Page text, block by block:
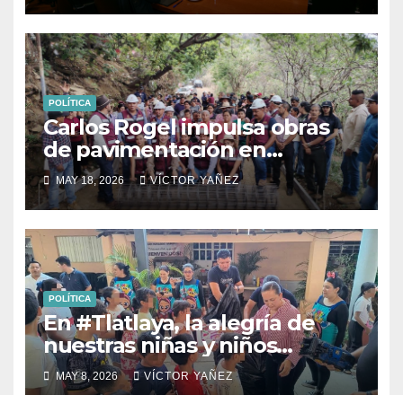
POLÍTICA
Carlos Rogel impulsa obras
de pavimentación en
Yolotepec y Las Golondrinas
MAY 18, 2026 VÍCTOR YAÑEZ
POLÍTICA
En #Tlatlaya, la alegría de
nuestras niñas y niños
siempre será una prioridad.
MAY 8, 2026 VÍCTOR YAÑEZ